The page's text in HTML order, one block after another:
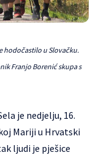
hodočastilo u Slovačku.
Franjo Borenić skupa s
je nedjelju, 16.
Marijiu Hrvatski
ljudi je pješice